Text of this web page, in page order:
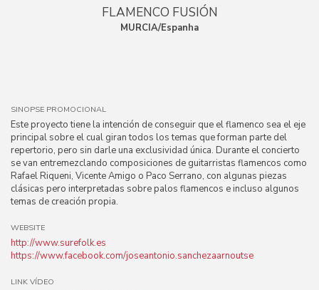
FLAMENCO FUSIÓN
MURCIA/Espanha
SINOPSE PROMOCIONAL
Este proyecto tiene la intención de conseguir que el flamenco sea el eje
principal sobre el cual giran todos los temas que forman parte del
repertorio, pero sin darle una exclusividad única. Durante el concierto
se van entremezclando composiciones de guitarristas flamencos como
Rafael Riqueni, Vicente Amigo o Paco Serrano, con algunas piezas
clásicas pero interpretadas sobre palos flamencos e incluso algunos
temas de creación propia.
WEBSITE
http://www.surefolk.es
https://www.facebook.com/joseantonio.sanchezaarnoutse
LINK VÍDEO